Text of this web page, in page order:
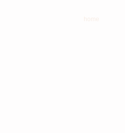
home